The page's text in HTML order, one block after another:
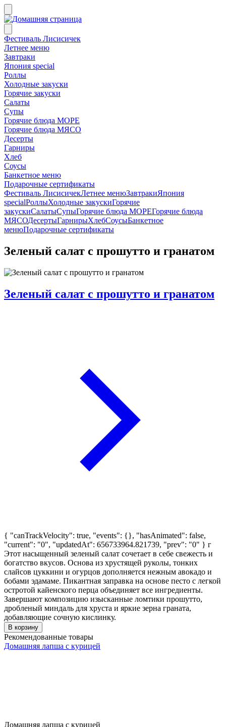
Фестиваль Лисисичек
Летнее меню
Завтраки
Япония special
Роллы
Холодные закуски
Горячие закуски
Салаты
Супы
Горячие блюда МОРЕ
Горячие блюда МЯСО
Десерты
Гарниры
Хлеб
Соусы
Банкетное меню
Подарочные сертификаты
Фестиваль ЛисисичекЛетнее менюЗавтракиЯпония
specialРоллыХолодные закускиГорячие
закускиСалатыСупыГорячие блюда МОРЕГорячие блюда
МЯСОДесертыГарнирыХлебСоусыБанкетное
менюПодарочные сертификаты
Зеленый салат с прошутто и гранатом
Зеленый салат с прошутто и гранатом
{ "canTrackVelocity": true, "events": {}, "hasAnimated": false,
"current": "0", "updatedAt": 656733964.821739, "prev": "0" } г
Этот насыщенный зеленый салат сочетает в себе свежесть и
богатство вкусов. Основа из хрустящей руколы, тонких
слайсов цуккини и огурцов дополняется нежным авокадо и
бобами эдамаме. Пикантная заправка на основе песто с легкой
остротой кайенского перца объединяет все ингредиенты.
Завершают композицию изысканные ломтики прошутто,
дробленый миндаль для хруста и яркие зерна граната,
добавляющие сочную кислинку.
В корзину
Рекомендованные товары
Домашняя лапша с курицей
Домашняя лапша с курицей